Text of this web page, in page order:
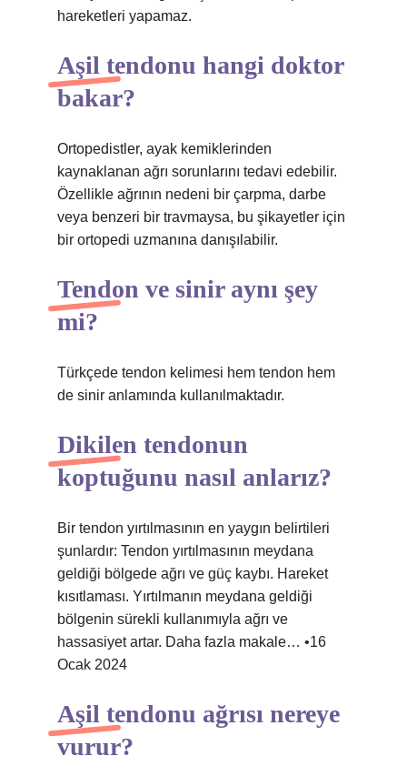
hareketleri yapamaz.
Aşil tendonu hangi doktor
bakar?
Ortopedistler, ayak kemiklerinden
kaynaklanan ağrı sorunlarını tedavi edebilir.
Özellikle ağrının nedeni bir çarpma, darbe
veya benzeri bir travmaysa, bu şikayetler için
bir ortopedi uzmanına danışılabilir.
Tendon ve sinir aynı şey
mi?
Türkçede tendon kelimesi hem tendon hem
de sinir anlamında kullanılmaktadır.
Dikilen tendonun
koptuğunu nasıl anlarız?
Bir tendon yırtılmasının en yaygın belirtileri
şunlardır: Tendon yırtılmasının meydana
geldiği bölgede ağrı ve güç kaybı. Hareket
kısıtlaması. Yırtılmanın meydana geldiği
bölgenin sürekli kullanımıyla ağrı ve
hassasiyet artar. Daha fazla makale… •16
Ocak 2024
Aşil tendonu ağrısı nereye
vurur?